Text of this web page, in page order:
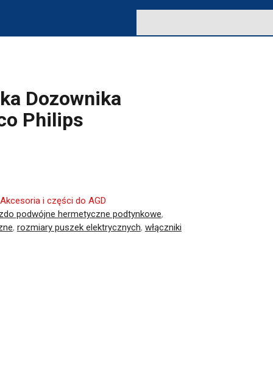
Dozownika
Philips
Akcesoria i części do AGD
podwójne hermetyczne podtynkowe,
, rozmiary puszek elektrycznych, włączniki